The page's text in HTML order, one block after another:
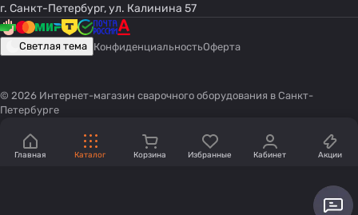
г. Санкт-Петербург, ул. Калинина 57
Светлая тема КонфиденциальностьОферта
© 2026 Интернет-магазин сварочного оборудования в Санкт-
Петербурге
Главная Каталог Корзина Избранные Кабинет Акции